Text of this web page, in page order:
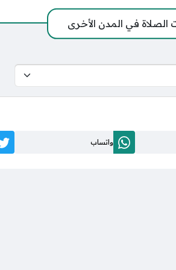
الصلاة في المدن الأخرى
واتساب